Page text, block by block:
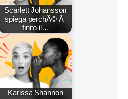
Scarlett Johansson
spiega perchÃ© Ã¨
finito il…
Karissa Shannon